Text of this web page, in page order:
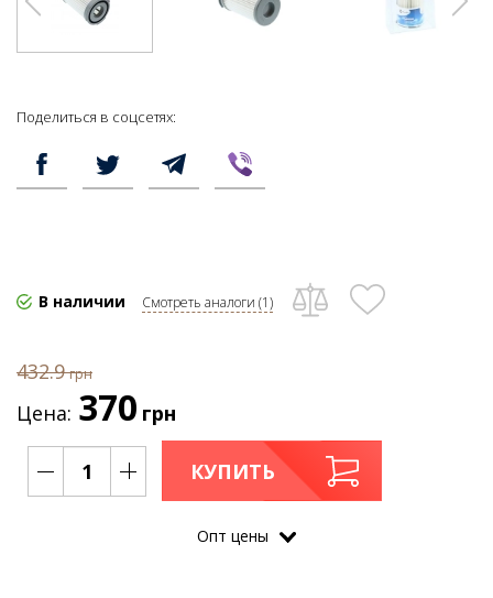
Поделиться в соцсетях:
В наличии Смотреть аналоги (1)
432.9 грн
Цена: 370 грн
КУПИТЬ
Опт цены